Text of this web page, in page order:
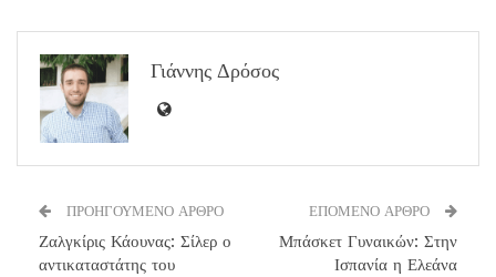
Γιάννης Δρόσος
ΠΡΟΗΓΟΥΜΕΝΟ ΑΡΘΡΟ
Ζαλγκίρις Κάουνας: Σίλερ ο
αντικαταστάτης του
ΕΠΟΜΕΝΟ ΑΡΘΡΟ
Μπάσκετ Γυναικών: Στην
Ισπανία η Ελεάνα